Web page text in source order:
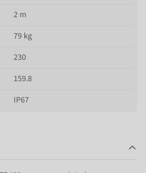
2 m
79 kg
230
159.8
IP67